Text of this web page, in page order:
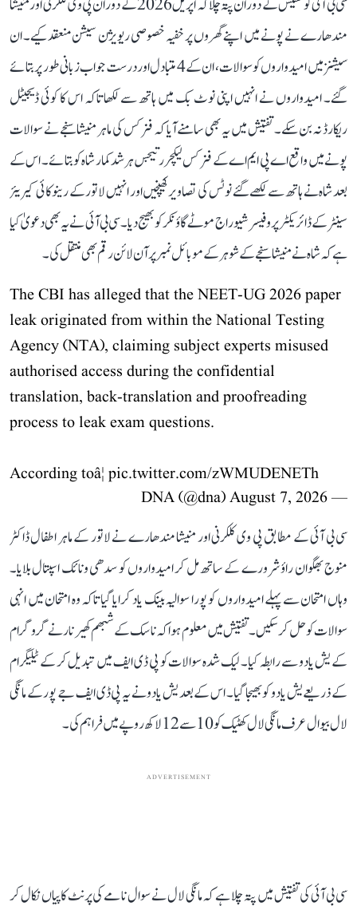
سی بی آئی کو تفتیش کے دوران پتہ چلا کہ اپریل 2026 کے دوران پی وی کلکرنی اور منیشا
مندھارے نے پونے میں اپنے گھروں پر خفیہ خصوصی ریویژن سیشن منعقد کیے۔ ان
سیشنز میں امیدواروں کو سوالات، ان کے 4 متبادل اور درست جواب زبانی طور پر بتائے
گئے۔ امیدواروں نے انہیں اپنی نوٹ بک میں ہاتھ سے لکھا تاکہ اس کا کوئی ڈیجیٹل
ریکارڈ نہ بن سکے۔ تفتیش میں یہ بھی سامنے آیا کہ فزکس کی ماہر منیشا سنجے نے سوالات
پونے میں واقع اے پی ایم اے کے فزکس لیکچرر تیجس ہرشد کمار شاہ کو بتائے۔ اس کے
بعد شاہ نے ہاتھ سے لکھے گئے نوٹس کی تصاویر کھینچیں اور انہیں لاتور کے رینوکائی کیریئر
سینٹر کے ڈائریکٹر پروفیسر شیوراج موٹے گاؤنکر کو بھیج دیا۔ سی بی آئی نے یہ بھی دعویٰ کیا
ہے کہ شاہ نے منیشا سنجے کے شوہر کے موبائل نمبر پر آن لائن رقم بھی منتقل کی۔
The CBI has alleged that the NEET-UG 2026 paper
leak originated from within the National Testing
Agency (NTA), claiming subject experts misused
authorised access during the confidential
translation, back-translation and proofreading
process to leak exam questions.
According toâ¦ pic.twitter.com/zWMUDENETh
— DNA (@dna)
August 7, 2026
سی بی آئی کے مطابق پی وی کلکرنی اور منیشا مندھارے نے لاتور کے ماہر اطفال ڈاکٹر
منوج بھگوان راؤ شرورے کے ساتھ مل کر امیدواروں کو سدھی ونائک اسپتال بلایا۔
وہاں امتحان سے پہلے امیدواروں کو پورا سوالیہ بینک یاد کرایا گیا تاکہ وہ امتحان میں انہی
سوالات کو حل کر سکیں۔ تفتیش میں معلوم ہوا کہ ناسک کے شبھم کھیرنار نے گروگرام
کے یش یادو سے رابطہ کیا۔ لیک شدہ سوالات کو پی ڈی ایف میں تبدیل کر کے ٹیلیگرام
کے ذریعے یش یادو کو بھیجا گیا۔ اس کے بعد یش یادو نے یہ پی ڈی ایف جے پور کے مانگی
لال بیوال عرف مانگی لال کھٹیک کو 10 سے 12 لاکھ روپے میں فراہم کی۔
ADVERTISEMENT
سی بی آئی کی تفتیش میں پتہ چلا ہے کہ مانگی لال نے سوال نامے کی پرنٹ کاپیاں نکال کر